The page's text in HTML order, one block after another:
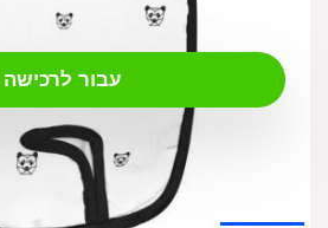
₪
עבור לרכישה